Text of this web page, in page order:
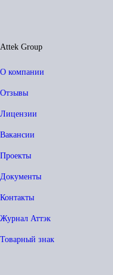
Attek Group
О компании
Отзывы
Лицензии
Вакансии
Проекты
Документы
Контакты
Журнал Аттэк
Товарный знак